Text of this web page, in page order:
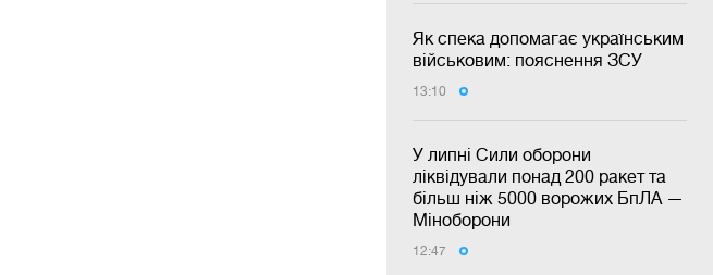
Як спека допомагає українським
військовим: пояснення ЗСУ
13:10
У липні Сили оборони
ліквідували понад 200 ракет та
більш ніж 5000 ворожих БпЛА —
Міноборони
12:47